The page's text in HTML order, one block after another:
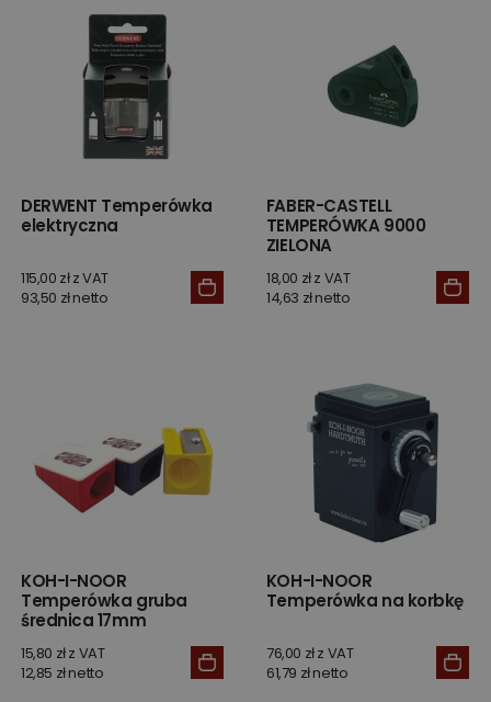
DERWENT Temperówka
elektryczna
115,00 zł z VAT
93,50 zł netto
FABER-CASTELL
TEMPERÓWKA 9000
ZIELONA
18,00 zł z VAT
14,63 zł netto
KOH-I-NOOR
Temperówka gruba
średnica 17mm
15,80 zł z VAT
12,85 zł netto
KOH-I-NOOR
Temperówka na korbkę
76,00 zł z VAT
61,79 zł netto